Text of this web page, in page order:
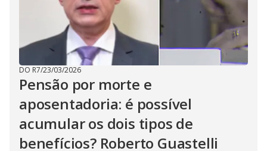
DO R7/23/03/2026
Pensão por morte e
aposentadoria: é possível
acumular os dois tipos de
benefícios? Roberto Guastelli